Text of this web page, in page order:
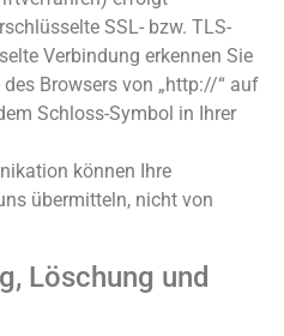
SSL- bzw. TLS-
Verbindung erkennen Sie
Browsers von „http://“ auf
Schloss-Symbol in Ihrer
können Ihre
übermitteln, nicht von
Löschung und